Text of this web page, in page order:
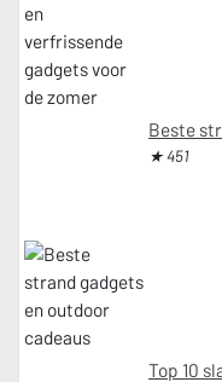
Beste
★ 451
Top 10